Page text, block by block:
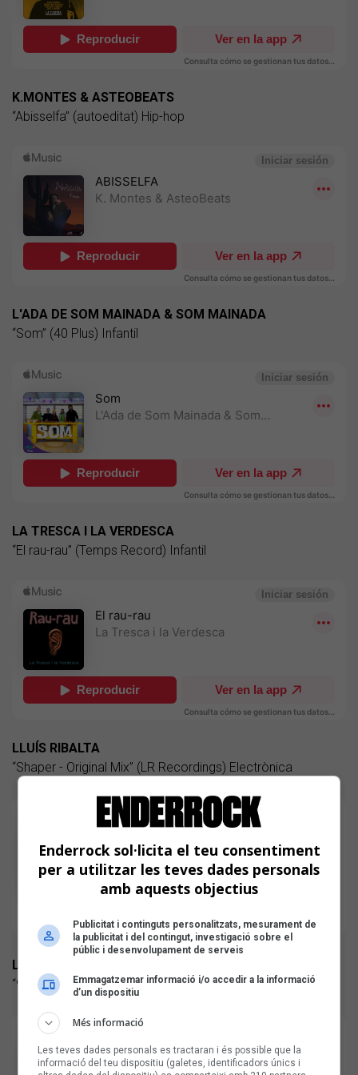
K.MONTES & ASTEOBEATS
“Abisselfa” (autoeditat) Hip-hop
L'ADA DE SOM MAINADA & SOM MAINADA
“Som” (40 Plus) Infantil
LA TRESCA I LA VERDESCA
“El rau-rau” (Temps Record) Infantil
LLUÍS RIBALTA
“Shaper - Original Mix” (LR Recordings) Electrònica
LLUM & CHICO BLANCO
“92” (autoeditat) Pop d'autor electrònica
Enderrock sol·licita el teu consentiment
per a utilitzar les teves dades personals
amb aquests objectius
Publicitat i continguts personalitzats, mesurament de
la publicitat i del contingut, investigació sobre el
públic i desenvolupament de serveis
Emmagatzemar informació i/o accedir a la informació
d’un dispositiu
Més informació
Les teves dades personals es tractaran i és possible que la
informació del teu dispositiu (galetes, identificadors únics i